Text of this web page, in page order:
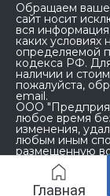
Главная
Обращаем ваше
сайт носит
вся
каких условиях
определяемой
кодекса РФ.
наличии и
пожалуйста,
email.
ООО
любое время
изменения,
любым иным
размещенную во